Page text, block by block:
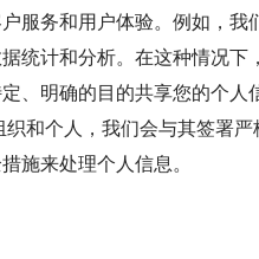
服务和用户体验。例如，
统计和分析。在这种情况
、明确的目的共享您的个
和个人，我们会与其签署
施来处理个人信息。